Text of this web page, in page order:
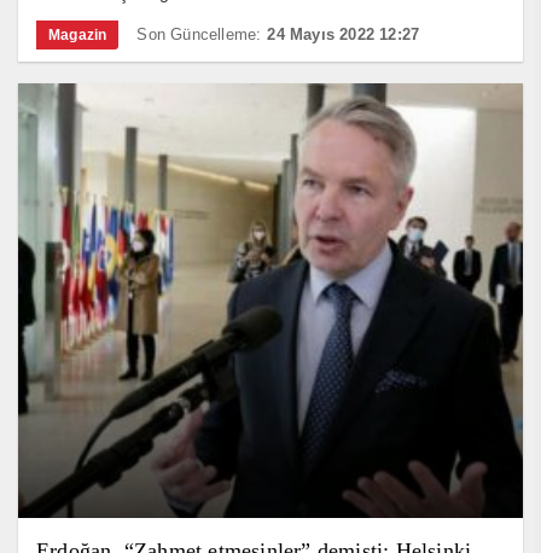
Magazin Son Güncelleme: 24 Mayıs 2022 12:27